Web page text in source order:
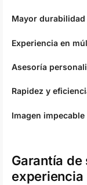
Mayor durabilidad
Experiencia en
Asesoría
Rapidez y
Imagen impecable
Garantía
experiencia